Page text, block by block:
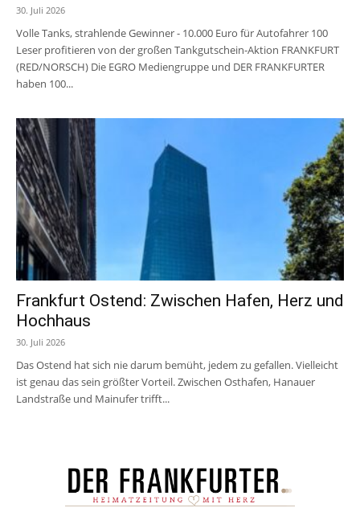
30. Juli 2026
Volle Tanks, strahlende Gewinner - 10.000 Euro für Autofahrer 100
Leser profitieren von der großen Tankgutschein-Aktion FRANKFURT
(RED/NORSCH) Die EGRO Mediengruppe und DER FRANKFURTER
haben 100...
Frankfurt Ostend: Zwischen Hafen, Herz und
Hochhaus
30. Juli 2026
Das Ostend hat sich nie darum bemüht, jedem zu gefallen. Vielleicht
ist genau das sein größter Vorteil. Zwischen Osthafen, Hanauer
Landstraße und Mainufer trifft...